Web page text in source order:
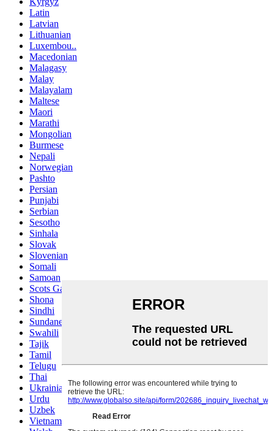
Latin
Latvian
Lithuanian
Luxembou..
Macedonian
Malagasy
Malay
Malayalam
Maltese
Maori
Marathi
Mongolian
Burmese
Nepali
Norwegian
Pashto
Persian
Punjabi
Serbian
Sesotho
Sinhala
Slovak
Slovenian
Somali
Samoan
Scots Gaelic
Shona
Sindhi
Sundanese
Swahili
Tajik
Tamil
Telugu
Thai
Ukrainian
Urdu
Uzbek
Vietnamese